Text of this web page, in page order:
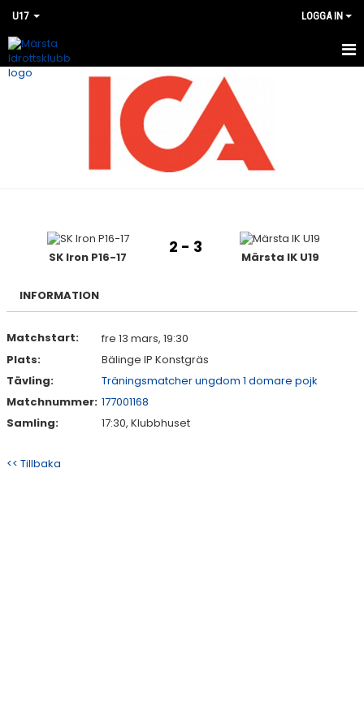
U17 LOGGA IN
HEM
DOKUMENT
KONTAKT
SK Iron P16-17
2 - 3
Märsta IK U19
INFORMATION
Matchstart:
fre 13 mars, 19:30
Plats:
Bälinge IP Konstgräs
Tävling:
Träningsmatcher ungdom 1 domare pojk
Matchnummer: 177001168
Samling:
17:30, Klubbhuset
<< Tillbaka